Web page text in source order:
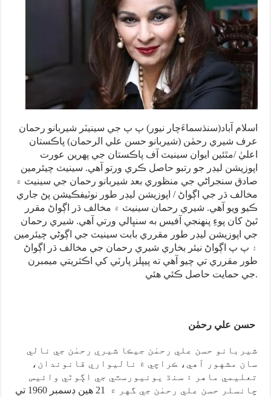
اسلام آباد(سنڌسماءَچار نيور) پ پ جي سينيٽر شيربانو رحمان
عرف شيري رحمٰن (شيربانو حسن علي الرحمان) پاڪستان
اعليٰ /مٿئين ايوان سينيٽ آف پاڪستان جي پهرين عورت
اپوزيشن ليڊر جو رتبو حاصل ڪري ورتو آهي. سينيٽ چيئرمين
صادق سنجراڻي جي منظوري بعد شيربانو رحمان جي سينيٽ ۾
مخالف ڌر جي اڳواڻ / اپوزيشن ليڊر طور نوٽيفڪيشن پڻ جاري
ڪيو ويو آهي. شيري رحمان سينيٽ ۾ مخالف ڌر اڳواڻ مقرر
ٿيڻ کان پوءِ پنهنجي آفيس به سنڀالي ورتي آهي. شيري رحمان
جي اپوزيشن ليڊر طور مقرري بابت سينيٽ جي اڳوڻي چيئرمين
۽ پ پ اڳواڻ نيئر بخاري شيري رحمان جي مخالف ڌر اڳواڻ
طور مقرري تي چيو آهي ته پيپلز پارٽي کي اڪثريتي ميمبرن
جي حمايت حاصل ڪئي هئي.
حسن علي رحمٰن
شيربانو حسن علي رحمٰن جيڪا شيري رحمٰن جي نالي
سان مشهور آهي، ڪراچي ۾ ناليواري قانوندان،
تعليمي ماهر ۽ سنڌ يونيورسٽي جي اڳوڻي وائيس
چانسلر حسن علي رحمٰن جي گهر ۾ 21 هين ڊسمبر 1960 تي